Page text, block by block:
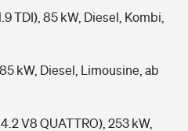
TDI), 85 kW, Diesel, Kombi,
kW, Diesel, Limousine, ab
V8 QUATTRO), 253 kW,